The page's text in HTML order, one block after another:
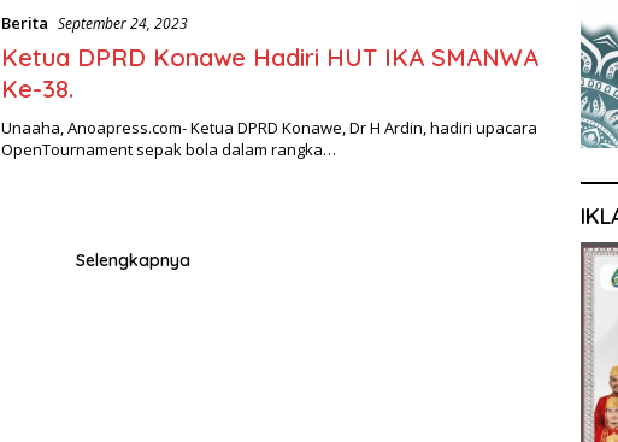
Berita September 24, 2023
Ketua DPRD Konawe Hadiri HUT IKA SMANWA
Ke-38.
Unaaha, Anoapress.com- Ketua DPRD Konawe, Dr H Ardin, hadiri upacara
OpenTournament sepak bola dalam rangka…
Selengkapnya